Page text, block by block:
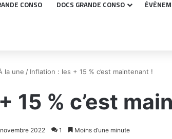
CONSO DOCS GRANDE CONSO
la une / Inflation : les + 15 % c’est maintenant !
15 % c’est
2022 1 Moins d’une minute